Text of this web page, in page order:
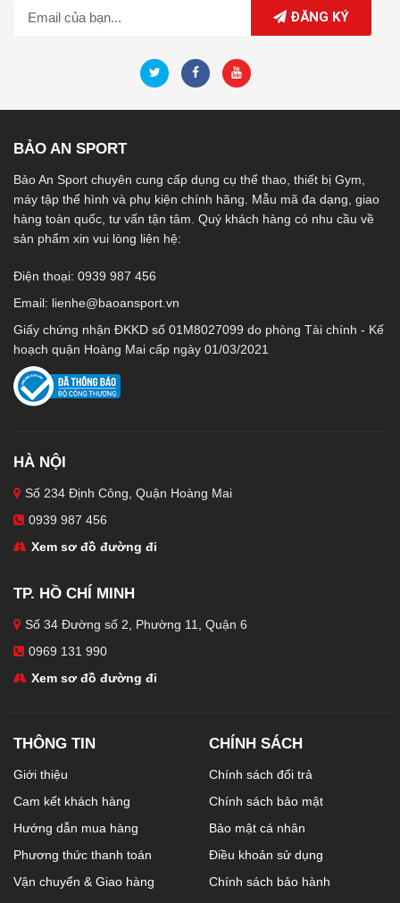
ĐĂNG KÝ
BẢO AN SPORT
Bảo An Sport chuyên cung cấp dụng cụ thể thao, thiết bị Gym,
máy tập thể hình và phụ kiện chính hãng. Mẫu mã đa dạng, giao
hàng toàn quốc, tư vấn tận tâm. Quý khách hàng có nhu cầu về
sản phẩm xin vui lòng liên hệ:
Điện thoại: 0939 987 456
Email: lienhe@baoansport.vn
Giấy chứng nhận ĐKKD số 01M8027099 do phòng Tài chính - Kế
hoạch quận Hoàng Mai cấp ngày 01/03/2021
HÀ NỘI
Số 234 Định Công, Quận Hoàng Mai
0939 987 456
Xem sơ đồ đường đi
TP. HỒ CHÍ MINH
Số 34 Đường số 2, Phường 11, Quận 6
0969 131 990
Xem sơ đồ đường đi
THÔNG TIN
Giới thiệu
Cam kết khách hàng
Hướng dẫn mua hàng
Phương thức thanh toán
Vận chuyển & Giao hàng
CHÍNH SÁCH
Chính sách đổi trả
Chính sách bảo mật
Bảo mật cá nhân
Điều khoản sử dụng
Chính sách bảo hành